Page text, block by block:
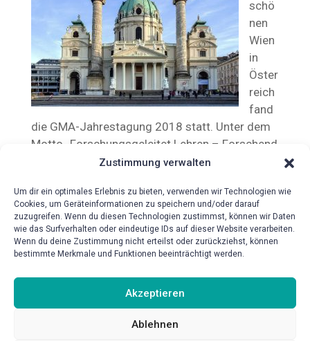
Zustimmung verwalten
Um dir ein optimales Erlebnis zu bieten, verwenden wir Technologien wie
Cookies, um Geräteinformationen zu speichern und/oder darauf
zuzugreifen. Wenn du diesen Technologien zustimmst, können wir Daten
wie das Surfverhalten oder eindeutige IDs auf dieser Website verarbeiten.
Wenn du deine Zustimmung nicht erteilst oder zurückziehst, können
bestimmte Merkmale und Funktionen beeinträchtigt werden.
Akzeptieren
Ablehnen
schö
nen
Wien
in
Öster
reich
fand
die GMA-Jahrestagung 2018 statt. Unter dem
Motto „Forschungsgeleitet Lehren – Forschend
Lernen“ kamen viele Vertreter*innen aus
zusammen. Das Institut nutzte auch in diesem
Jahr die Gelegenheit sich mit zahlreichen
UCAN-Partnerfakultäten persönlich zu treffen.
Der Ausstellungsstand diente als Meeting-Point